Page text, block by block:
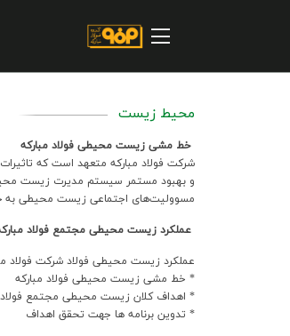
درباره شرکت
خرید و تامین کنندگان
فروش و مشتریان
ارتباطات و توسعه برند سازمانی
پروژه های سرمایه گذاری
محیط زیست
خط مشي زيست محيطي فولاد مباركه
شركت فولاد مباركه متعهد است كه
و بهبود مستمر سيستم مديرت زيست
مسووليت‌هاي اجتماعي زيست محيطي به
عملکرد زيست محيطي مجتمع فولاد
عملکرد زيست محيطي فولاد شرکت فولاد
* خط مشي زيست محيطي فولاد مباركه
* اهداف كلان زيست محيطي مجتمع فولاد
* تدوين برنامه ها جهت تحقق اهداف